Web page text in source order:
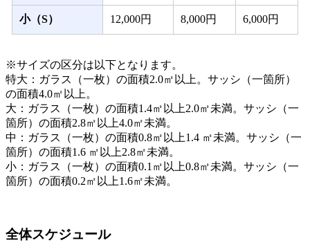
小（S） 12,000円 8,000円 6,000円
※サイズの区分は以下となります。
特大：ガラス（一枚）の面積2.0㎡以上。サッシ（一箇所）
の面積4.0㎡以上。
大：ガラス（一枚）の面積1.4㎡以上2.0㎡未満。サッシ（一
箇所）の面積2.8㎡以上4.0㎡未満。
中：ガラス（一枚）の面積0.8㎡以上1.4 ㎡未満。サッシ（一
箇所）の面積1.6 ㎡以上2.8㎡未満。
小：ガラス（一枚）の面積0.1㎡以上0.8㎡未満。サッシ（一
箇所）の面積0.2㎡以上1.6㎡未満。
全体スケジュール